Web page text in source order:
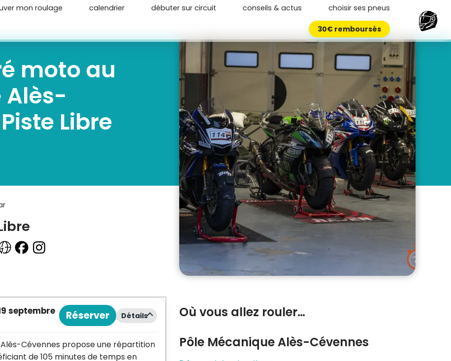
mon roulage calendrier débuter sur circuit conseils & actus choisir ses pneus
30€ remboursés
moto au
Alès-
Libre
septembre
Réserver Détails
Cévennes propose une répartition
de 105 minutes de temps en
Où vous allez rouler…
Pôle Mécanique Alès-Cévennes